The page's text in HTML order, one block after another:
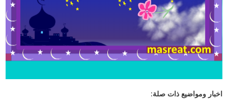
اخبار ومواضيع ذات صلة: